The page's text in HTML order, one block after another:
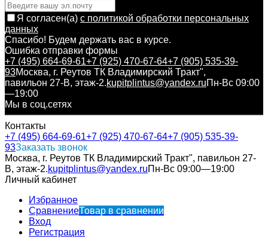
Я согласен(a) с политикой обработки персональных
данных
Спасибо! Будем держать вас в курсе.
Ошибка отправки формы
+7 (495) 664-69-61+7 (925) 470-67-64+7 (905) 535-39-
93Москва, г. Реутов ТК Владимирский Тракт",
павильон 27-В, этаж-2.kupitplintus@yandex.ruПн-Вс 09:00
—19:00
Мы в соц.сетях
Контакты
+7 (495) 664-69-61+7 (925) 470-67-64+7 (905) 535-39-
93Заказать звонок
Москва, г. Реутов ТК Владимирский Тракт", павильон 27-
В, этаж-2.kupitplintus@yandex.ruПн-Вс 09:00—19:00
Личный кабинет
Избранное
СравнениеТовар в сравнении
Вход
Регистрация